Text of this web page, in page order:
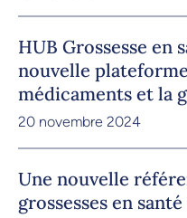
HUB Grossesse en
nouvelle
médicaments et la
20 novembre 2024
Une nouvelle
grossesses en santé